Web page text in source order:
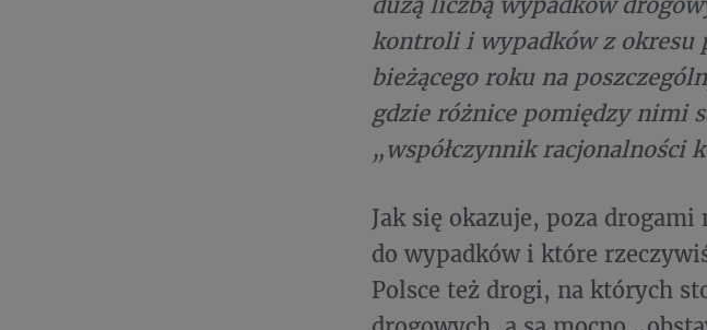
kontroli i wypadków z okresu
bieżącego roku na
gdzie różnice pomiędzy nimi
„współczynnik racjonalności
Jak się okazuje, poza
do wypadków i które
Polsce też drogi, na których